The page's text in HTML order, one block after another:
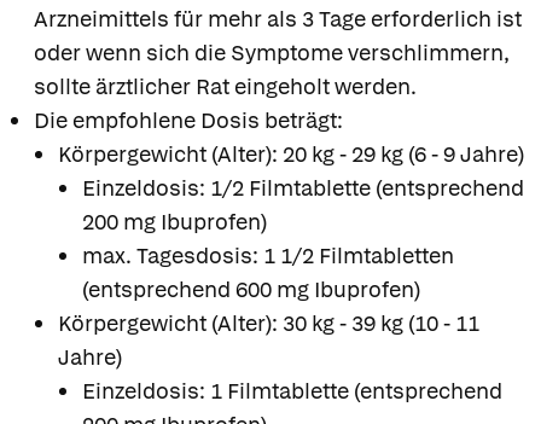
Arzneimittels für mehr als 3 Tage erforderlich ist
oder wenn sich die Symptome verschlimmern,
sollte ärztlicher Rat eingeholt werden.
Die empfohlene Dosis beträgt:
Körpergewicht (Alter): 20 kg - 29 kg (6 - 9 Jahre)
Einzeldosis: 1/2 Filmtablette (entsprechend
200 mg Ibuprofen)
max. Tagesdosis: 1 1/2 Filmtabletten
(entsprechend 600 mg Ibuprofen)
Körpergewicht (Alter): 30 kg - 39 kg (10 - 11
Jahre)
Einzeldosis: 1 Filmtablette (entsprechend